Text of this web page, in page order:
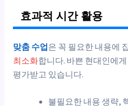
효과적 시간 활용
맞춤 수업은 꼭 필요한 내용에
최소화합니다. 바쁜 현대인에
평가받고 있습니다.
불필요한 내용 생략,